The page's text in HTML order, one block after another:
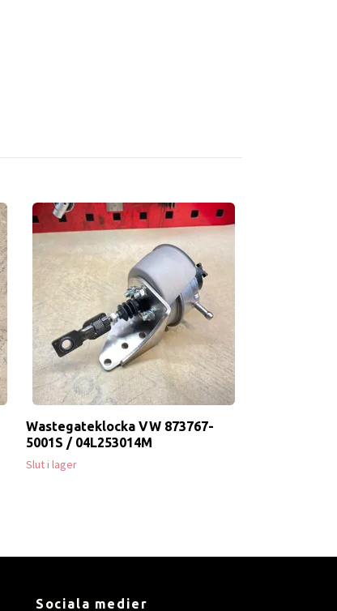
Wastegateklocka VW 873767-
5001S / 04L253014M
Slut i lager
Sociala medier